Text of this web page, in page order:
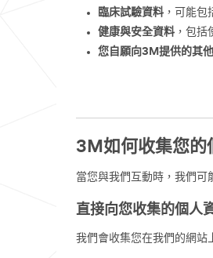
臨床試驗資料 ，可能
健康與安全資料 ，包
您自願向3M提供的其
3M如何收集您的
當您與我們互動時，我們可
直接向您收集的個人
我們會收集您在我們的網站